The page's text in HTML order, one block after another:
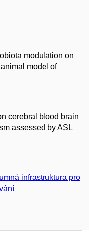
modulation on
model of
cerebral blood brain
assessed by ASL
infrastruktura pro